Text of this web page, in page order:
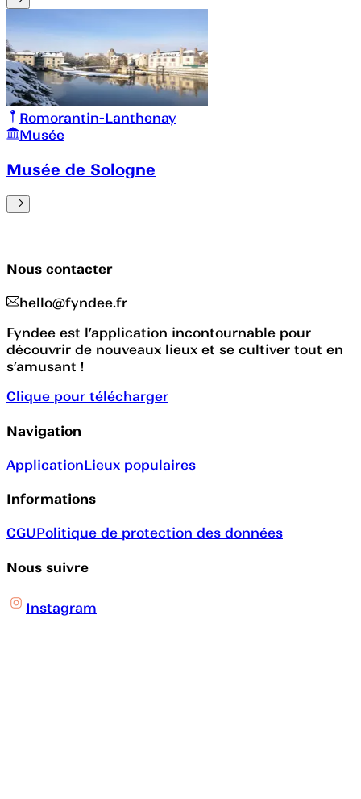
Romorantin-Lanthenay
Musée
Musée de Sologne
Nous contacter
hello@fyndee.fr
Fyndee est l’application incontournable pour
découvrir de nouveaux lieux et se cultiver tout en
s’amusant !
Clique pour télécharger
Navigation
ApplicationLieux populaires
Informations
CGUPolitique de protection des données
Nous suivre
Instagram